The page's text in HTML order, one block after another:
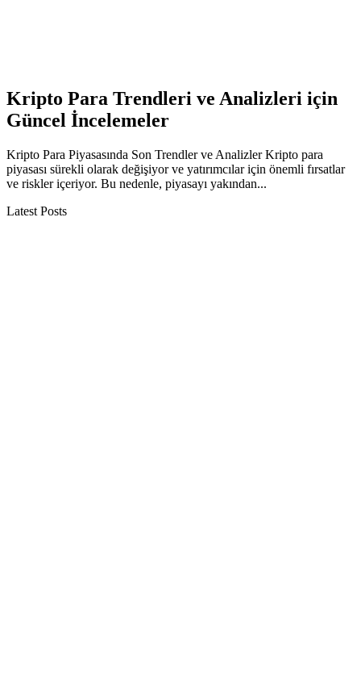
Kripto Para Trendleri ve Analizleri için
Güncel İncelemeler
Kripto Para Piyasasında Son Trendler ve Analizler Kripto para
piyasası sürekli olarak değişiyor ve yatırımcılar için önemli fırsatlar
ve riskler içeriyor. Bu nedenle, piyasayı yakından...
Latest Posts